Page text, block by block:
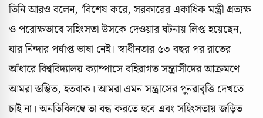
তিনি আরও বলেন, ‘বিশেষ করে, সরকারের একাধিক মন্ত্রী প্রত্যক্ষ
ও পরোক্ষভাবে সহিংসতা উসকে দেওয়ার ঘটনায় লিপ্ত হয়েছেন,
যার নিন্দার পর্যাপ্ত ভাষা নেই। স্বাধীনতার ৫৩ বছর পর রাতের
আঁধারে বিশ্ববিদ্যালয় ক্যাম্পাসে বহিরাগত সন্ত্রাসীদের আক্রমণে
আমরা স্তম্ভিত, হতবাক। আমরা এমন সন্ত্রাসের পুনরাবৃত্তি দেখতে
চাই না। অনতিবিলম্বে তা বন্ধ করতে হবে এবং সহিংসতায় জড়িত